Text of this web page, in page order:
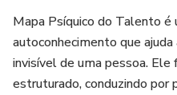
Mapa Psíquico do Talento
autoconhecimento que
invisível de uma pessoa. Ele
estruturado, conduzindo por